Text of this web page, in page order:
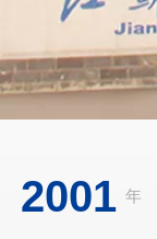
2001 年